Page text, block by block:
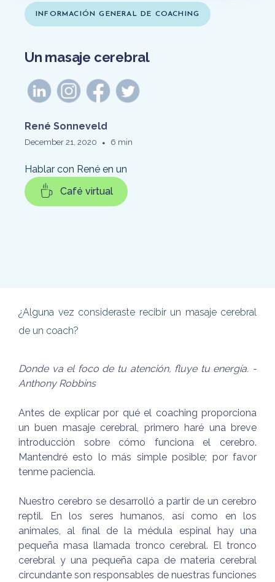
INFORMACIÓN GENERAL DE COACHING
Un masaje cerebral
December 21, 2020 • 6 min
René Sonneveld
Hablar con René en un
Café virtual
¿Alguna vez consideraste recibir un masaje cerebral
de un coach?
Donde va el foco de tu atención, fluye tu energía. -
Anthony Robbins
Antes de explicar por qué el coaching proporciona
un buen masaje cerebral, primero haré una breve
introducción sobre cómo funciona el cerebro.
Mantendré esto lo más simple posible; por favor
tenme paciencia.
Nuestro cerebro se desarrolló a partir de un cerebro
reptil. En los seres humanos, así como en los
animales, al final de la médula espinal hay una
pequeña masa llamada tronco cerebral. El tronco
cerebral y una pequeña capa de materia cerebral
circundante son responsables de nuestras funciones